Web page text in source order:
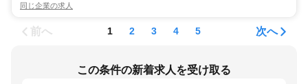
同じ企業の求人
前へ 1 2 3 4 5 次へ
この条件の新着求人を受け取る